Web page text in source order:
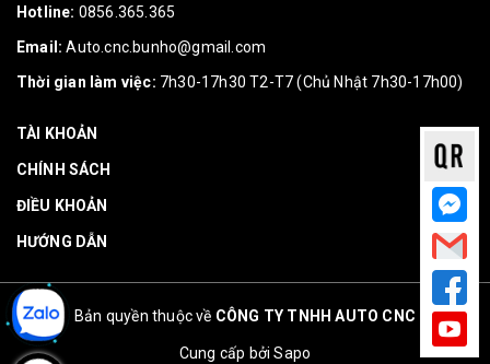
Hotline: 0856.365.365
Email: Auto.cnc.bunho@gmail.com
Thời gian làm việc: 7h30-17h30 T2-T7 (Chủ Nhật 7h30-17h00)
TÀI KHOẢN
CHÍNH SÁCH
ĐIỀU KHOẢN
HƯỚNG DẪN
Bản quyền thuộc về CÔNG TY TNHH AUTO CNC
Cung cấp bởiSapo